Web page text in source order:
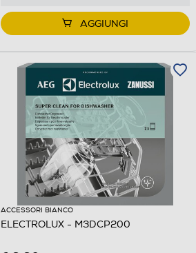
AGGIUNGI
ACCESSORI BIANCO
ELECTROLUX - M3DCP200